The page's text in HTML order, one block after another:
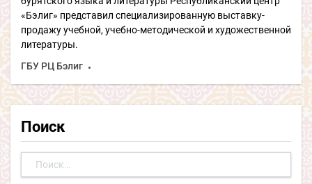
«Бэлиг» представил специализированную выставку-
продажу учебной, учебно-методической и художественной
литературы.
ГБУ РЦ Бэлиг
Поиск